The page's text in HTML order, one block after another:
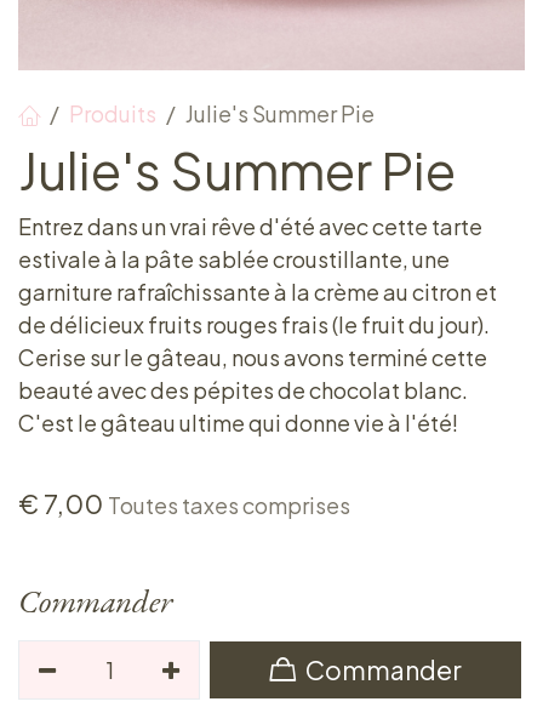
Produits Julie's Summer Pie
Julie's Summer Pie
Entrez dans un vrai rêve d'été avec cette tarte
estivale à la pâte sablée croustillante, une
garniture rafraîchissante à la crème au citron et
de délicieux fruits rouges frais (le fruit du jour).
Cerise sur le gâteau, nous avons terminé cette
beauté avec des pépites de chocolat blanc.
C'est le gâteau ultime qui donne vie à l'été!
€ 7,00 Toutes taxes comprises
Commander
Commander